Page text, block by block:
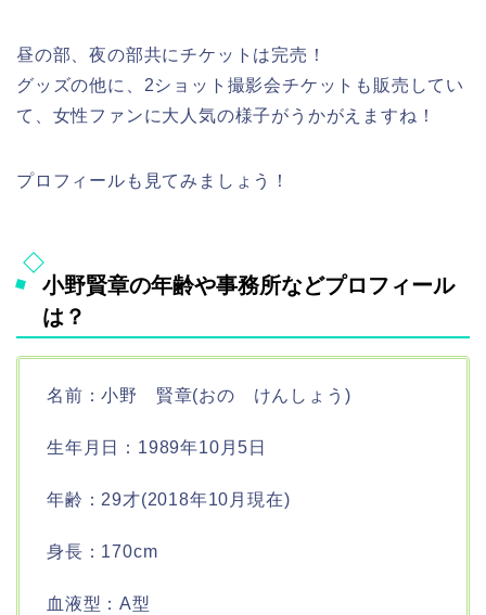
昼の部、夜の部共にチケットは完売！
グッズの他に、2ショット撮影会チケットも販売してい
て、女性ファンに大人気の様子がうかがえますね！
プロフィールも見てみましょう！
小野賢章の年齢や事務所などプロフィール
は？
名前：小野 賢章(おの けんしょう)
生年月日：1989年10月5日
年齢：29才(2018年10月現在)
身長：170cm
血液型：A型